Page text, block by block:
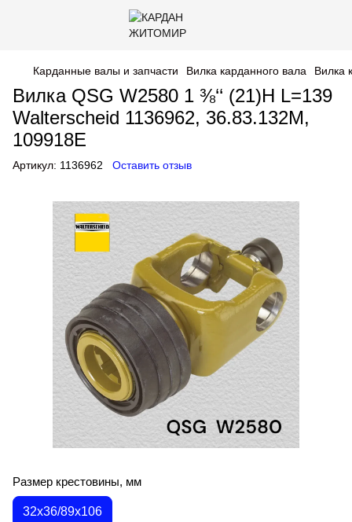
Карданные валы и запчасти Вилка карданного вала Вилка
Вилка QSG W2580 1 ⅜‘‘ (21)H L=139
Walterscheid 1136962, 36.83.132M,
109918E
Артикул: 1136962 Оставить отзыв
Размер крестовины, мм
32х36/89х106